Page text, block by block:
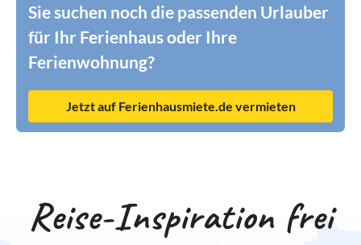
Sie suchen noch die passenden Urlauber
für Ihr Ferienhaus oder Ihre
Ferienwohnung?
Jetzt auf Ferienhausmiete.de vermieten
Reise-Inspiration frei